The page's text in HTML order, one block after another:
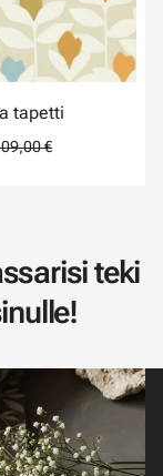
tapetti
€
teki